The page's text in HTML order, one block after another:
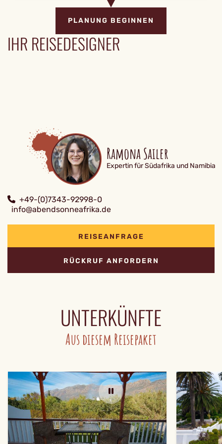
PLANUNG BEGINNEN
IHR REISEDESIGNER
Ramona Sailer
Expertin für Südafrika und Namibia
+49-(0)7343-92998-0
info@abendsonneafrika.de
REISEANFRAGE
RÜCKRUF ANFORDERN
UNTERKÜNFTE
Aus diesem Reisepaket